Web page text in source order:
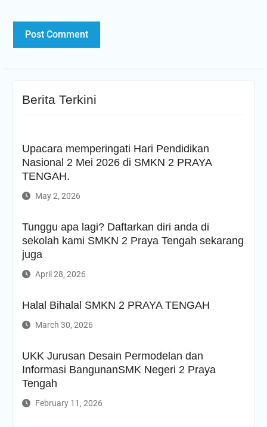
Berita Terkini
Upacara memperingati Hari Pendidikan
Nasional 2 Mei 2026 di SMKN 2 PRAYA
TENGAH.
May 2, 2026
Tunggu apa lagi? Daftarkan diri anda di
sekolah kami SMKN 2 Praya Tengah sekarang
juga
April 28, 2026
Halal Bihalal SMKN 2 PRAYA TENGAH
March 30, 2026
UKK Jurusan Desain Permodelan dan
Informasi BangunanSMK Negeri 2 Praya
Tengah
February 11, 2026